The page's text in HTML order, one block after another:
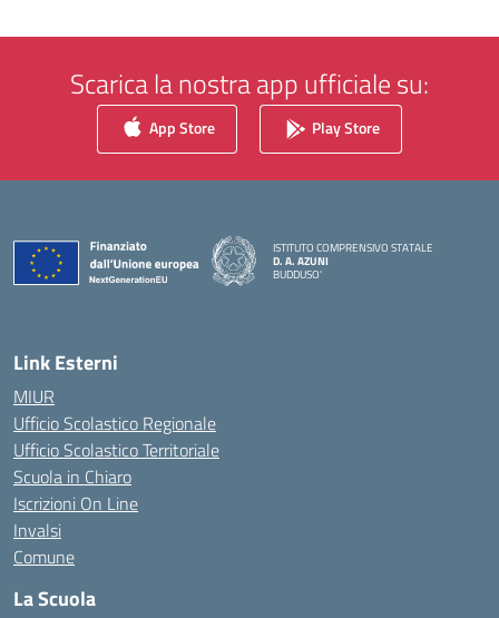
Scarica la nostra app ufficiale su:
App Store Play Store
ISTITUTO COMPRENSIVO STATALE
D. A. AZUNI
BUDDUSO'
Link Esterni
MIUR
Ufficio Scolastico Regionale
Ufficio Scolastico Territoriale
Scuola in Chiaro
Iscrizioni On Line
Invalsi
Comune
La Scuola